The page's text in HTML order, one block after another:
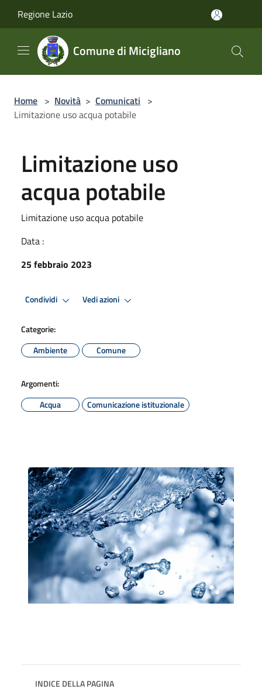
Regione Lazio
Comune di Micigliano
Home > Novità > Comunicati >
Limitazione uso acqua potabile
Limitazione uso
acqua potabile
Limitazione uso acqua potabile
Data :
25 febbraio 2023
Condividi Vedi azioni
Categorie:
Ambiente
Comune
Argomenti:
Acqua
Comunicazione istituzionale
INDICE DELLA PAGINA